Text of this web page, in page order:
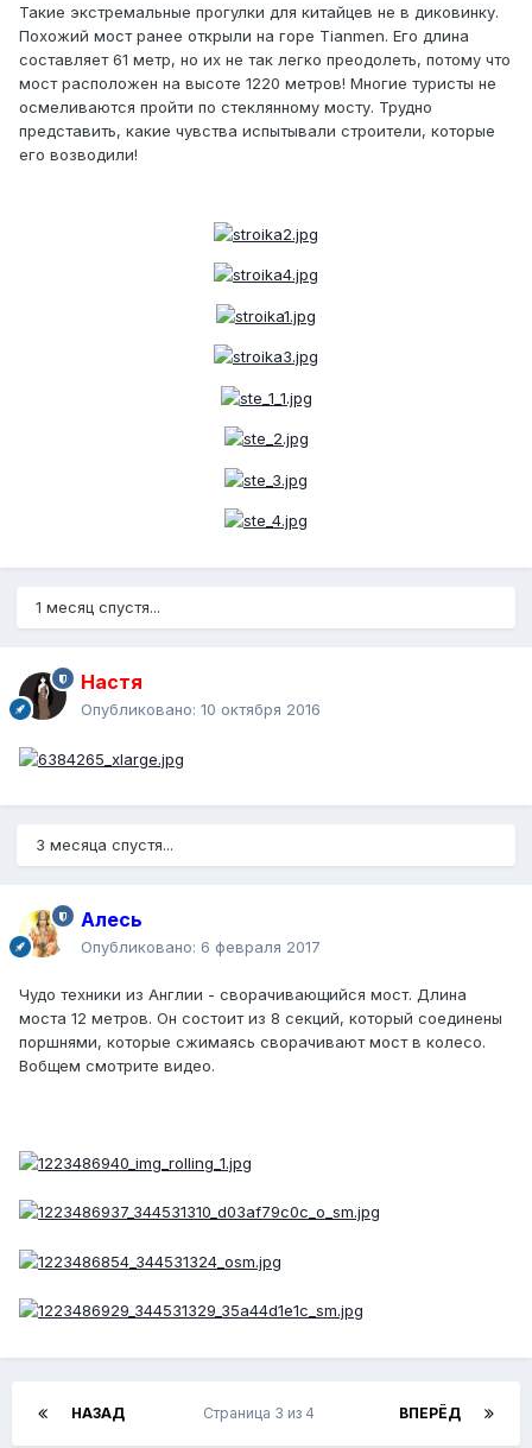
Такие экстремальные прогулки для китайцев не в диковинку.
Похожий мост ранее открыли на горе Tianmen. Его длина
составляет 61 метр, но их не так легко преодолеть, потому что
мост расположен на высоте 1220 метров! Многие туристы не
осмеливаются пройти по стеклянному мосту. Трудно
представить, какие чувства испытывали строители, которые
его возводили!
1 месяц спустя...
Настя
Опубликовано: 10 октября 2016
3 месяца спустя...
Алесь
Опубликовано: 6 февраля 2017
Чудо техники из Англии - сворачивающийся мост. Длина
моста 12 метров. Он состоит из 8 секций, который соединены
поршнями, которые сжимаясь сворачивают мост в колесо.
Вобщем смотрите видео.
НАЗАД ВПЕРЁД
Страница 3 из 4